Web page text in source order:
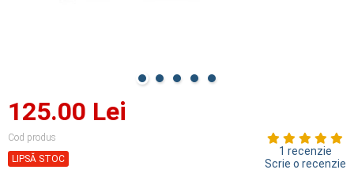
125.00 Lei
Cod produs
LIPSĂ STOC
1 recenzie
Scrie o recenzie